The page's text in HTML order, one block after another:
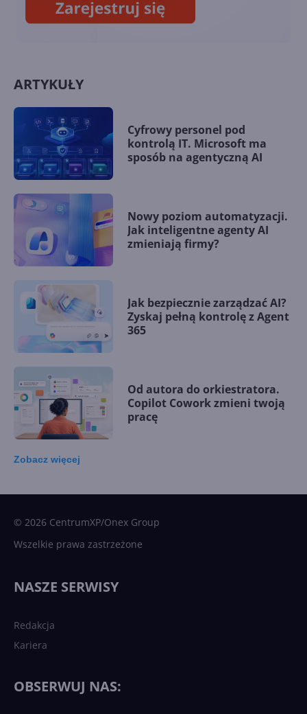
ARTYKUŁY
Cyfrowy personel pod
kontrolą IT. Microsoft ma
sposób na agentyczną AI
Nowy poziom automatyzacji.
Jak inteligentne agenty AI
zmieniają firmy?
Jak bezpiecznie zarządzać AI?
Zyskaj pełną kontrolę z Agent
365
Od autora do orkiestratora.
Copilot Cowork zmieni twoją
pracę
Zobacz więcej
© 2026 CentrumXP/Onex Group
Wszelkie prawa zastrzeżone
NASZE SERWISY
Redakcja
Kariera
OBSERWUJ NAS: